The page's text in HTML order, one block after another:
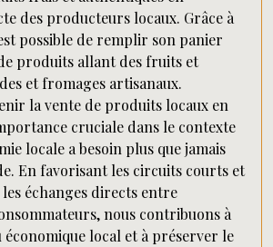
des producteurs locaux. Grâce à
possible de remplir son panier
produits allant des fruits et
et fromages artisanaux.
la vente de produits locaux en
cruciale dans le contexte
locale a besoin plus que jamais
En favorisant les circuits courts et
échanges directs entre
nous contribuons à
local et à préserver le